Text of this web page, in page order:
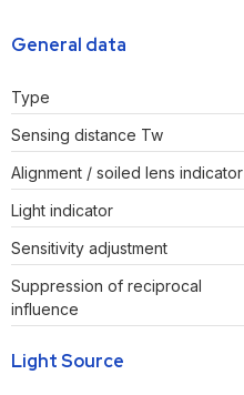
General data
Type
Sensing distance Tw
Alignment / soiled lens indicator
Light indicator
Sensitivity adjustment
Suppression of reciprocal
influence
Light Source